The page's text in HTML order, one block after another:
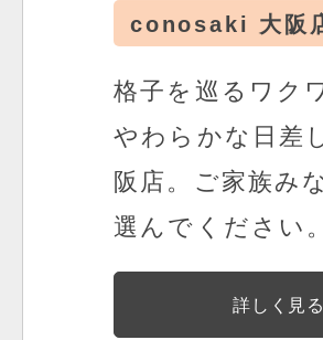
conosaki 大阪
格子を巡るワク
やわらかな日差
阪店。 ご家族み
選んでください。
詳しく見る